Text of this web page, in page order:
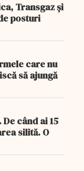
Transgaz și
posturi
care nu
să ajungă
când ai 15
silită. O